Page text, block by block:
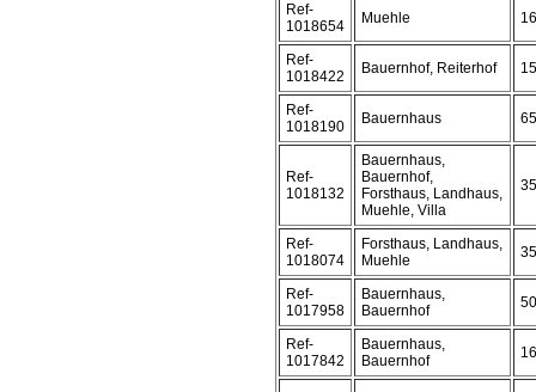
Ref-
1018654
Muehle
Ref-
1018422
Bauernhof, Reiterhof
Ref-
1018190
Bauernhaus
Ref-
1018132
Bauernhaus,
Bauernhof,
Forsthaus, Landhaus,
Muehle, Villa
Ref-
1018074
Forsthaus, Landhaus,
Muehle
Ref-
1017958
Bauernhaus,
Bauernhof
Ref-
1017842
Bauernhaus,
Bauernhof